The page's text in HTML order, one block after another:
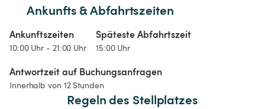
Ankunfts & Abfahrtszeiten
Ankunftszeiten
10:00 Uhr - 21:00 Uhr
Späteste Abfahrtszeit
15:00 Uhr
Antwortzeit auf Buchungsanfragen
Innerhalb von 12 Stunden
Regeln des Stellplatzes